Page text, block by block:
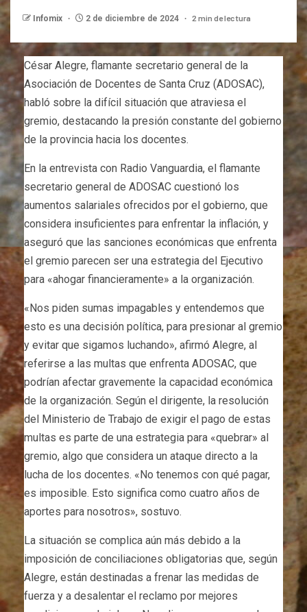
Infomix 2 de diciembre de 2024 2 min de lectura
César Alegre, flamante secretario general de la
Asociación de Docentes de Santa Cruz (ADOSAC),
habló sobre la difícil situación que atraviesa el
gremio, destacando la presión constante del gobierno
de la provincia hacia los docentes.
En la entrevista con Radio Vanguardia, el flamante
secretario general de ADOSAC cuestionó los
aumentos salariales ofrecidos por el gobierno, que
considera insuficientes para enfrentar la inflación, y
aseguró que las sanciones económicas que enfrenta
el gremio parecen ser una estrategia del Ejecutivo
para «ahogar financieramente» a la organización.
«Nos piden sumas impagables y entendemos que
esto es una decisión política, para presionar al gremio
y evitar que sigamos luchando», afirmó Alegre, al
referirse a las multas que enfrenta ADOSAC, que
podrían afectar gravemente la capacidad económica
de la organización. Según el dirigente, la resolución
del Ministerio de Trabajo de exigir el pago de estas
multas es parte de una estrategia para «quebrar» al
gremio, algo que considera un ataque directo a la
lucha de los docentes. «No tenemos con qué pagar,
es imposible. Esto significa como cuatro años de
aportes para nosotros», sostuvo.
La situación se complica aún más debido a la
imposición de conciliaciones obligatorias que, según
Alegre, están destinadas a frenar las medidas de
fuerza y a desalentar el reclamo por mejores